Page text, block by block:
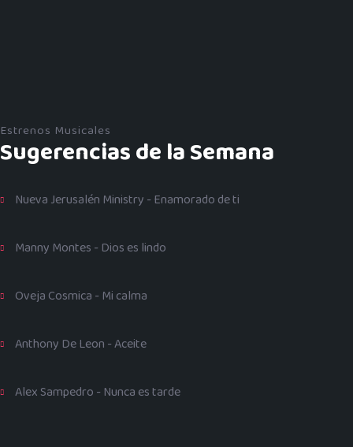
Estrenos Musicales
Sugerencias de la Semana
Nueva Jerusalén Ministry - Enamorado de ti
Manny Montes - Dios es lindo
Oveja Cosmica - Mi calma
Anthony De Leon - Aceite
Alex Sampedro - Nunca es tarde